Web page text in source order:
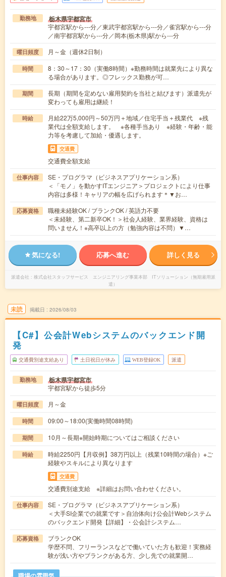
勤務地 栃木県宇都宮市
宇都宮駅から---分／東武宇都宮駅から---分／雀宮駅から---分
／南宇都宮駅から---分／岡本(栃木県)駅から---分
曜日頻度 月～金（週休2日制）
時間
8：30～17：30（実働8時間）※勤務時間は就業先により異な
る場合があります。◎フレックス勤務が可…
期間
長期（期間を定めない雇用契約を当社と結びます）派遣先が
変わっても雇用は継続！
時給
月給22万5,000円～50万円＋地域／住宅手当＋残業代 ※残
業代は全額支給します。 ※各種手当あり ※経験・年齢・能
力等を考慮して加給・優遇します。
交通費
交通費全額支給
仕事内容
SE・プログラマ（ビジネスアプリケーション系）
＜「モノ」を動かすITエンジニア＞プロジェクトにより仕事
内容は多様！キャリアの幅を広げられます＊▼お…
応募資格
職種未経験OK / ブランクOK / 英語力不要
＜未経験、第二新卒OK！＞社会人経験、業界経験、資格は
問いません！※高卒以上の方（勉強内容は不問）▼…
気になる! 応募へ進む 詳しく見る
派遣会社
株式会社スタッフサービス エンジニアリング事業本部 ITソリューション（無期雇用派
遣）
未読 掲載日 2026/08/03
【C#】公会計Webシステムのバックエンド開
発
交通費別途支給あり 土日祝日が休み WEB登録OK 派遣
勤務地 栃木県宇都宮市
宇都宮駅から徒歩5分
曜日頻度 月～金
時間 09:00～18:00(実働時間08時間)
期間 10月～長期※開始時期についてはご相談ください
時給
時給2250円【月収例】38万円以上（残業10時間の場合）※ご
経験やスキルにより異なります
交通費
交通費別途支給 ※詳細はお問い合わせください。
仕事内容
SE・プログラマ（ビジネスアプリケーション系）
＜大手SI企業での就業です＞自治体向け公会計Webシステム
のバックエンド開発【詳細】・公会計システム…
応募資格
ブランクOK
学歴不問、フリーランスなどで働いていた方も歓迎！実務経
験が浅い方やブランクがある方、少し先での就業開…